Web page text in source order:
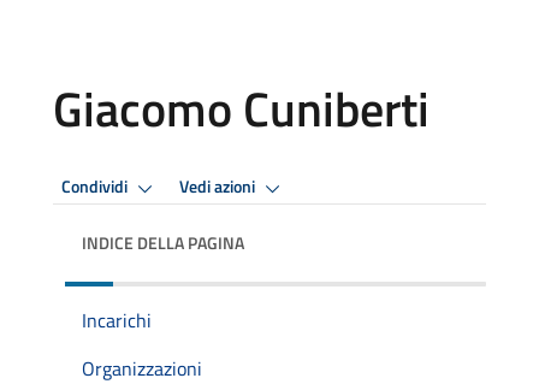
Giacomo Cuniberti
Condividi Vedi azioni
INDICE DELLA PAGINA
Incarichi
Organizzazioni